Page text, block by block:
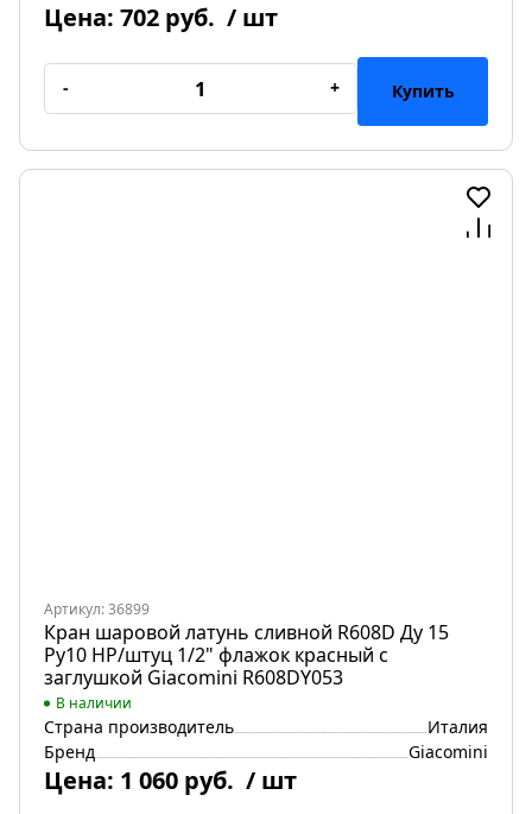
Цена: 702 руб. / шт
- + Купить
Артикул: 36899
Кран шаровой латунь сливной R608D Ду 15
Ру10 НР/штуц 1/2" флажок красный с
заглушкой Giacomini R608DY053
В наличии
Страна производитель
Италия
Бренд
Giacomini
Цена: 1 060 руб. / шт